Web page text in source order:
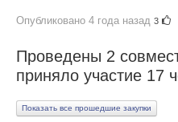
КАК ПОЛУЧИТЬ
НОВОСТИ
ПОМОЩЬ
ОТЗЫВЫ
Опубликовано 4 года назад 3
Проведены 2
приняло участие 17
Показать все прошедшие закупки